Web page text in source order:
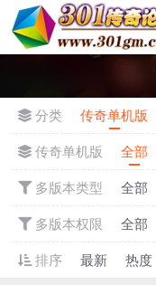
分类
传奇单机版
传奇单机版
全部
多版本类型
全部
多版本权限
全部
排序
最新 热度